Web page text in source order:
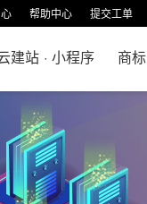
帮助中心 提交工单
建站 · 小程序 商标